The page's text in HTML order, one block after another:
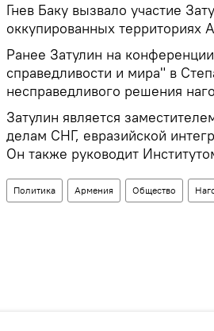
Гнев Баку вызвало участие
оккупированных территориях
Ранее Затулин на
справедливости и мира" в
несправедливого решения
Затулин является
делам СНГ, евразийской
Он также руководит
Политика Армения Общество